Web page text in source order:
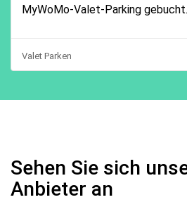
MyWoMo-Valet-Parking gebucht.
Valet Parken
Sehen Sie sich
Anbieter an